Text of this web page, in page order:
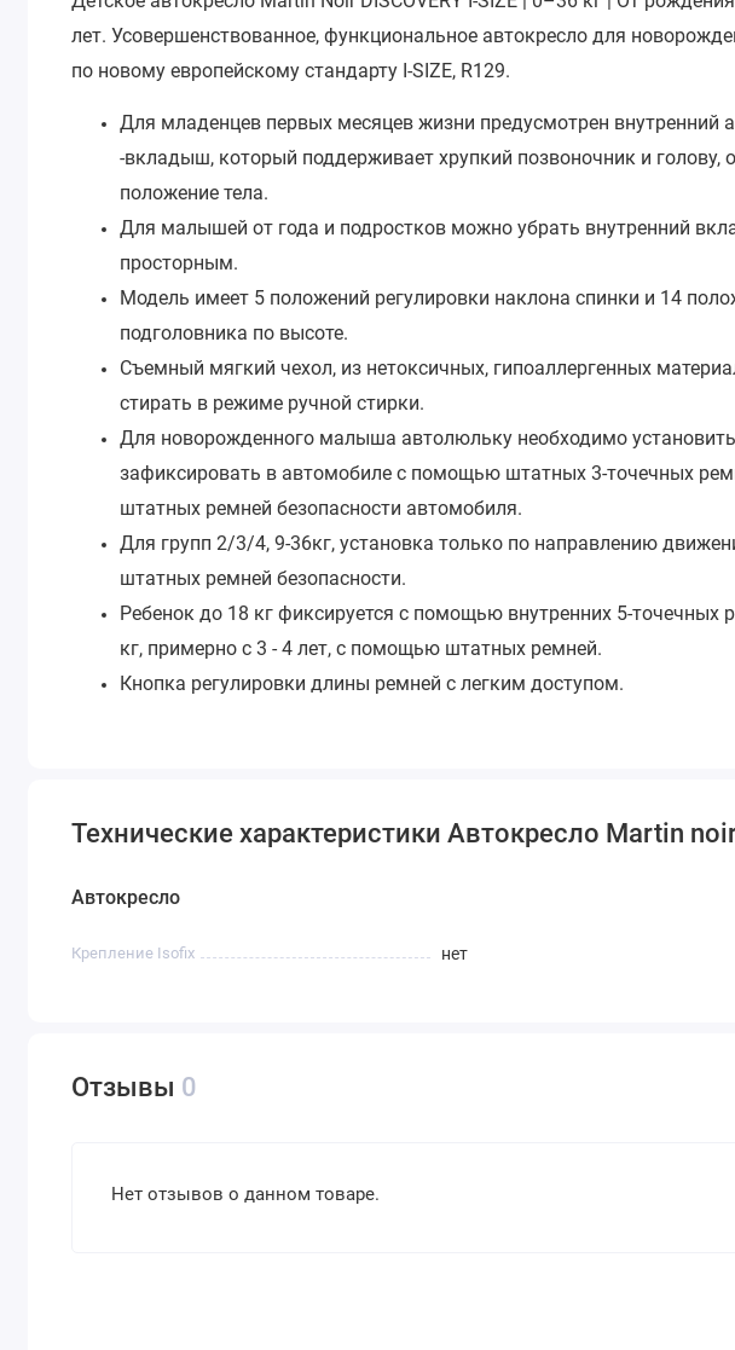
лет.Усовершенствованное, функциональное автокресло для
по новому европейскому стандарту I-SIZE, R129.
Для младенцев первых месяцев жизни предусмотрен внутренний
-вкладыш, который поддерживает хрупкий позвоночник и голову,
положение тела.
Для малышей от года и подростков можно убрать внутренний
просторным.
Модель имеет 5 положений регулировки наклона спинки и 14
подголовника по высоте.
Съемный мягкий чехол, из нетоксичных, гипоаллергенных
стирать в режиме ручной стирки.
Для новорожденного малыша автолюльку необходимо
зафиксировать в автомобиле с помощью штатных 3-точечных
штатных ремней безопасности автомобиля.
Для групп 2/3/4, 9-36кг, установка только по направлению
штатных ремней безопасности.
Ребенок до 18 кг фиксируется с помощью внутренних 5-точечных
кг, примерно с 3 - 4 лет, с помощью штатных ремней.
Кнопка регулировки длины ремней с легким доступом.
Технические характеристики Автокресло Martin
Автокресло
Крепление Isofix нет
Отзывы 0
Нет отзывов о данном товаре.